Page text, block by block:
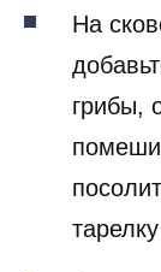
На
грибы,